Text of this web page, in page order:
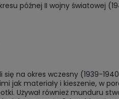
KOSZTÓW PŁATNOŚCI
późnej II wojny światowej
na okres wczesny (1939-
jak materiały i kieszenie, w
Używał również munduru